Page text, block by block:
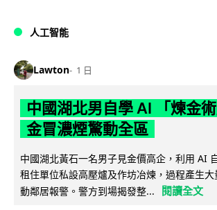
人工智能
Lawton 1 日
中國湖北男自學 AI 「煉金
金冒濃煙驚動全區
中國湖北黃石一名男子見金價高企，利用 AI
租住單位私設高壓爐及作坊冶煉，過程產生
動鄰居報警。警方到場揭發整...
閱讀全文